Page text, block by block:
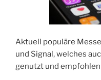
Aktuell populäre
und Signal, welches
genutzt und